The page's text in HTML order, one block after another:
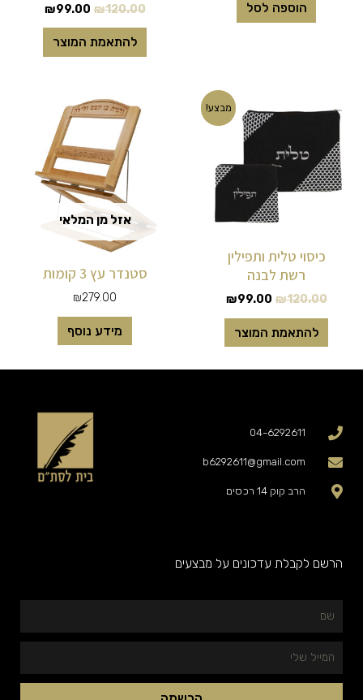
הוספה לסל ₪120.00
₪99.00
להתאמת המוצר
מבצע!
כיסוי טלית ותפילין
רשת לבנה
₪120.00
המקורי
היה:
₪120.00.
₪99.00
המחיר
הנוכחי
להתאמת המוצר
אזל מן המלאי
סטנדר עץ 3 קומות
₪279.00
מידע נוסף
04-6292611
b6292611@gmail.com
הרב קוק 14 רכסים
הרשם לקבלת עדכונים על מבצעים